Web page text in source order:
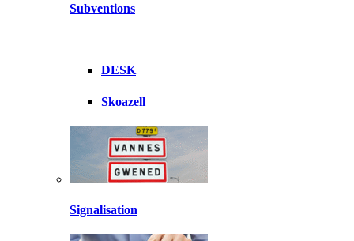
Subventions
DESK
Skoazell
Signalisation